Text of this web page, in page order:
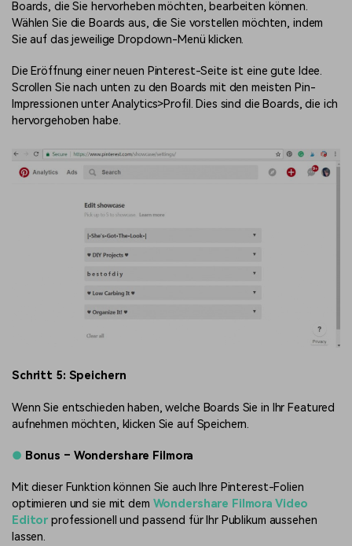
Boards, die Sie hervorheben möchten, bearbeiten können.
Wählen Sie die Boards aus, die Sie vorstellen möchten, indem
Sie auf das jeweilige Dropdown-Menü klicken.
Die Eröffnung einer neuen Pinterest-Seite ist eine gute Idee.
Scrollen Sie nach unten zu den Boards mit den meisten Pin-
Impressionen unter Analytics>Profil. Dies sind die Boards, die ich
hervorgehoben habe.
Schritt 5: Speichern
Wenn Sie entschieden haben, welche Boards Sie in Ihr Featured
aufnehmen möchten, klicken Sie auf Speichern.
● Bonus – Wondershare Filmora
Mit dieser Funktion können Sie auch Ihre Pinterest-Folien
optimieren und sie mit dem Wondershare Filmora Video
Editorprofessionell und passend für Ihr Publikum aussehen
lassen.